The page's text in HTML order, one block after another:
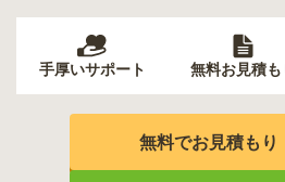
手厚いサポート 無料お見積も
無料でお見積もり